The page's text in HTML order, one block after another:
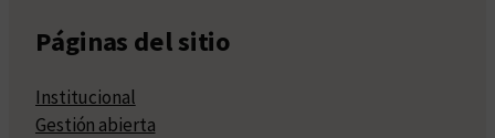
Páginas del sitio
Institucional
Gestión abierta